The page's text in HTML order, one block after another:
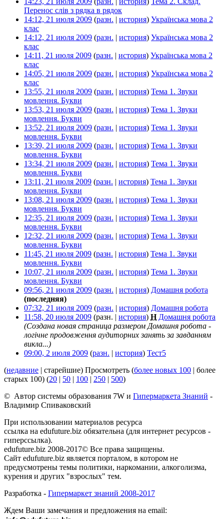
Перенос слів з рядка в рядок
14:12, 21 июля 2009 (разн. | история) Українська мова 2
клас
14:12, 21 июля 2009 (разн. | история) Українська мова 2
клас
14:11, 21 июля 2009 (разн. | история) Українська мова 2
клас
14:05, 21 июля 2009 (разн. | история) Українська мова 2
клас
13:55, 21 июля 2009 (разн. | история) Тема 1. Звуки
мовлення. Букви
13:53, 21 июля 2009 (разн. | история) Тема 1. Звуки
мовлення. Букви
13:52, 21 июля 2009 (разн. | история) Тема 1. Звуки
мовлення. Букви
13:39, 21 июля 2009 (разн. | история) Тема 1. Звуки
мовлення. Букви
13:34, 21 июля 2009 (разн. | история) Тема 1. Звуки
мовлення. Букви
13:11, 21 июля 2009 (разн. | история) Тема 1. Звуки
мовлення. Букви
13:08, 21 июля 2009 (разн. | история) Тема 1. Звуки
мовлення. Букви
12:35, 21 июля 2009 (разн. | история) Тема 1. Звуки
мовлення. Букви
12:32, 21 июля 2009 (разн. | история) Тема 1. Звуки
мовлення. Букви
11:45, 21 июля 2009 (разн. | история) Тема 1. Звуки
мовлення. Букви
10:07, 21 июля 2009 (разн. | история) Тема 1. Звуки
мовлення. Букви
09:56, 21 июля 2009 (разн. | история) Домашня робота
(последняя)
07:32, 21 июля 2009 (разн. | история) Домашня робота
11:58, 20 июля 2009 (разн. | история) Н Домашня робота
(Создана новая страница размером Домашня робота -
логічне продовження аудиторних занять за завданням
викла...)
09:00, 2 июля 2009 (разн. | история) Тест5
(недавние | старейшие) Просмотреть (более новых 100 | более
старых 100) (20 | 50 | 100 | 250 | 500)
© Автор системы образования 7W и Гипермаркета Знаний -
Владимир Спиваковский
При использовании материалов ресурса
ссылка на edufuture.biz обязательна (для интернет ресурсов -
гиперссылка).
edufuture.biz 2008-2017© Все права защищены.
Сайт edufuture.biz является порталом, в котором не
предусмотрены темы политики, наркомании, алкоголизма,
курения и других "взрослых" тем.
Разработка - Гипермаркет знаний 2008-2017
Ждем Ваши замечания и предложения на email: